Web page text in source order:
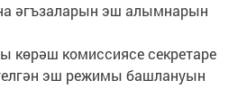
әгъзаларын эш алымнарын
көрәш комиссиясе секретаре
эш режимы башлануын